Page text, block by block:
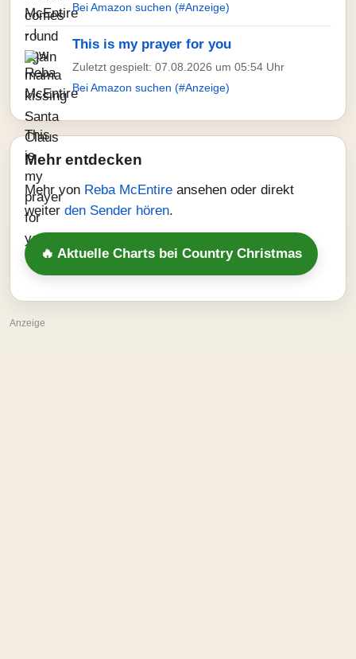
Bei Amazon suchen (#Anzeige)
This is my prayer for you
Zuletzt gespielt: 07.08.2026 um 05:54 Uhr
Bei Amazon suchen (#Anzeige)
Mehr entdecken
Mehr von Reba McEntire ansehen oder direkt
weiter den Sender hören.
🔥 Aktuelle Charts bei Country Christmas
Anzeige